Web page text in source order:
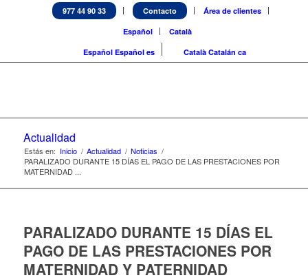
977 44 90 33 Contacto
Área de clientes
Español
Català
Español Español es Català Catalán ca
Actualidad
Estás en: Inicio / Actualidad / Noticias /
PARALIZADO DURANTE 15 DÍAS EL PAGO DE LAS PRESTACIONES POR
MATERNIDAD ...
PARALIZADO DURANTE 15 DÍAS EL
PAGO DE LAS PRESTACIONES POR
MATERNIDAD Y PATERNIDAD